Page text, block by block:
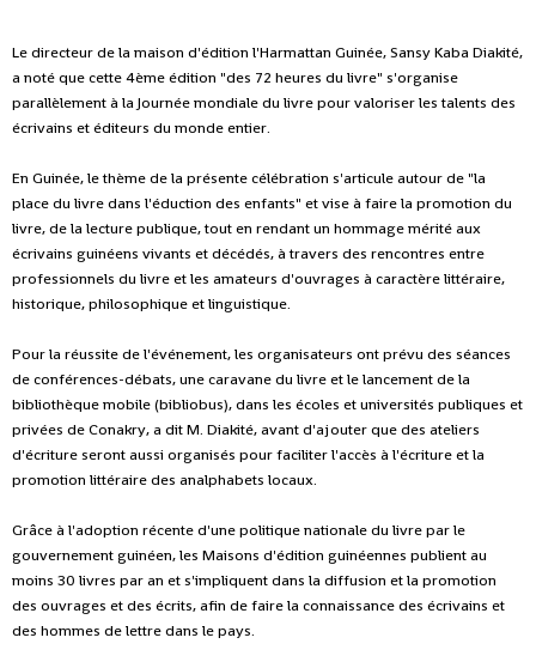
Le directeur de la maison d'édition l'Harmattan Guinée, Sansy Kaba Diakité,
a noté que cette 4ème édition "des 72 heures du livre" s'organise
parallèlement à la Journée mondiale du livre pour valoriser les talents des
écrivains et éditeurs du monde entier.
En Guinée, le thème de la présente célébration s'articule autour de "la
place du livre dans l'éduction des enfants" et vise à faire la promotion du
livre, de la lecture publique, tout en rendant un hommage mérité aux
écrivains guinéens vivants et décédés, à travers des rencontres entre
professionnels du livre et les amateurs d'ouvrages à caractère littéraire,
historique, philosophique et linguistique.
Pour la réussite de l'événement, les organisateurs ont prévu des séances
de conférences-débats, une caravane du livre et le lancement de la
bibliothèque mobile (bibliobus), dans les écoles et universités publiques et
privées de Conakry, a dit M. Diakité, avant d'ajouter que des ateliers
d'écriture seront aussi organisés pour faciliter l'accès à l'écriture et la
promotion littéraire des analphabets locaux.
Grâce à l'adoption récente d'une politique nationale du livre par le
gouvernement guinéen, les Maisons d'édition guinéennes publient au
moins 30 livres par an et s'impliquent dans la diffusion et la promotion
des ouvrages et des écrits, afin de faire la connaissance des écrivains et
des hommes de lettre dans le pays.